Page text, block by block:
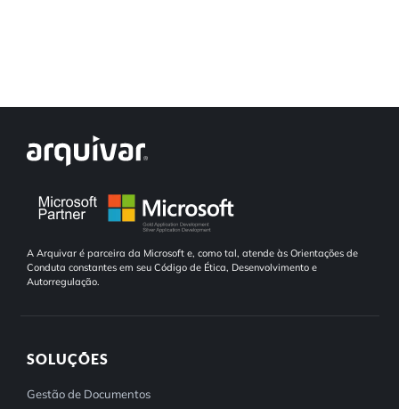
A Arquivar é parceira da Microsoft e, como tal, atende às Orientações de
Conduta constantes em seu Código de Ética, Desenvolvimento e
Autorregulação.
SOLUÇÕES
Gestão de Documentos